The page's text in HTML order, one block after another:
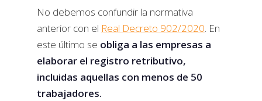
No debemos confundir la normativa
anterior con el Real Decreto 902/2020. En
este último se obliga a las empresas a
elaborar el registro retributivo,
incluidas aquellas con menos de 50
trabajadores.